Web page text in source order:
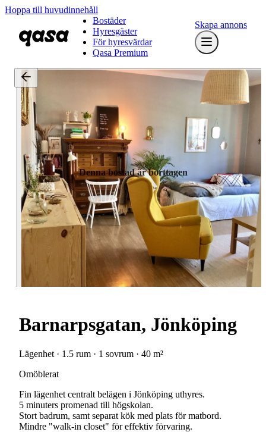
Hoppa till huvudinnehåll
Bostäder
Hyresgäster
För hyresvärdar
Qasa Premium
Skapa annons
Denna bostad är borttagen
Barnarpsgatan, Jönköping
Lägenhet · 1.5 rum · 1 sovrum · 40 m²
Omöblerat
Fin lägenhet centralt belägen i Jönköping uthyres.
5 minuters promenad till högskolan.
Stort badrum, samt separat kök med plats för matbord.
Mindre "walk-in closet" för effektiv förvaring.